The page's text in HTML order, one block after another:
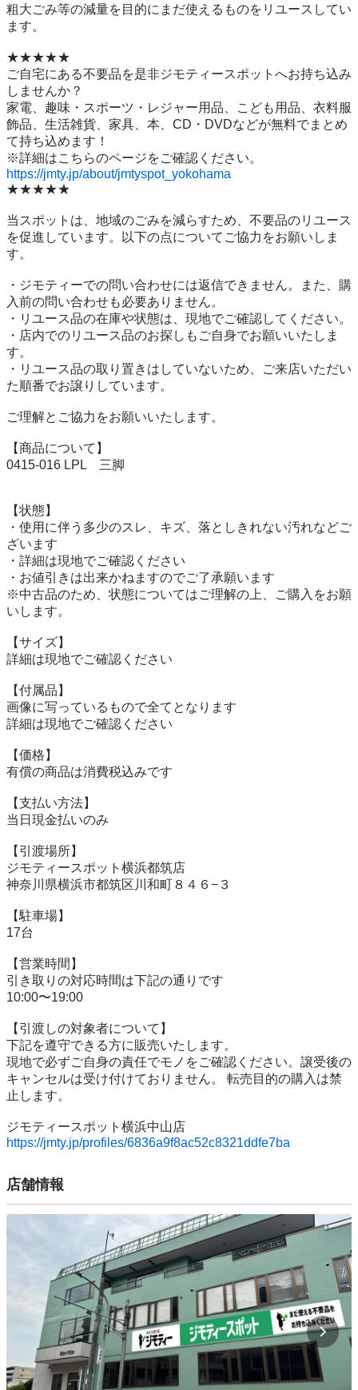
粗⼤ごみ等の減量を⽬的にまだ使えるものをリユースしてい
ます。
★★★★★
ご自宅にある不要品を是非ジモティースポットへお持ち込み
しませんか？
家電、趣味・スポーツ・レジャー用品、こども用品、衣料服
飾品、生活雑貨、家具、本、CD・DVDなどが無料でまとめ
て持ち込めます！
https://jmty.jp/about/jmtyspot_yokohama
★★★★★
当スポットは、地域のごみを減らすため、不要品のリユース
を促進しています。以下の点についてご協力をお願いしま
す。
・ジモティーでの問い合わせには返信できません。また、購
入前の問い合わせも必要ありません。
・リユース品の在庫や状態は、現地でご確認してください。
・店内でのリユース品のお探しもご自身でお願いいたしま
す。
・リユース品の取り置きはしていないため、ご来店いただい
た順番でお譲りしています。
ご理解とご協力をお願いいたします。
【商品について】
0415-016 LPL　三脚
【状態】
・使用に伴う多少のスレ、キズ、落としきれない汚れなどご
ざいます
・詳細は現地でご確認ください
・お値引きは出来かねますのでご了承願います
※中古品のため、状態についてはご理解の上、ご購入をお願
いします。
【サイズ】
詳細は現地でご確認ください
【付属品】
画像に写っているもので全てとなります
詳細は現地でご確認ください
【価格】
有償の商品は消費税込みです
【⽀払い⽅法】
当⽇現⾦払いのみ
【引渡場所】
ジモティースポット横浜都筑店
神奈川県横浜市都筑区川和町８４６−３
【駐⾞場】
17台
【営業時間】
引き取りの対応時間は下記の通りです
10:00〜19:00
【引渡しの対象者について】
下記を遵守できる⽅に販売いたします。
現地で必ずご⾃⾝の責任でモノをご確認ください。譲受後の
キャンセルは受け付けておりません。 転売⽬的の購⼊は禁
⽌します。
https://jmty.jp/profiles/6836a9f8ac52c8321ddfe7ba
店舗情報